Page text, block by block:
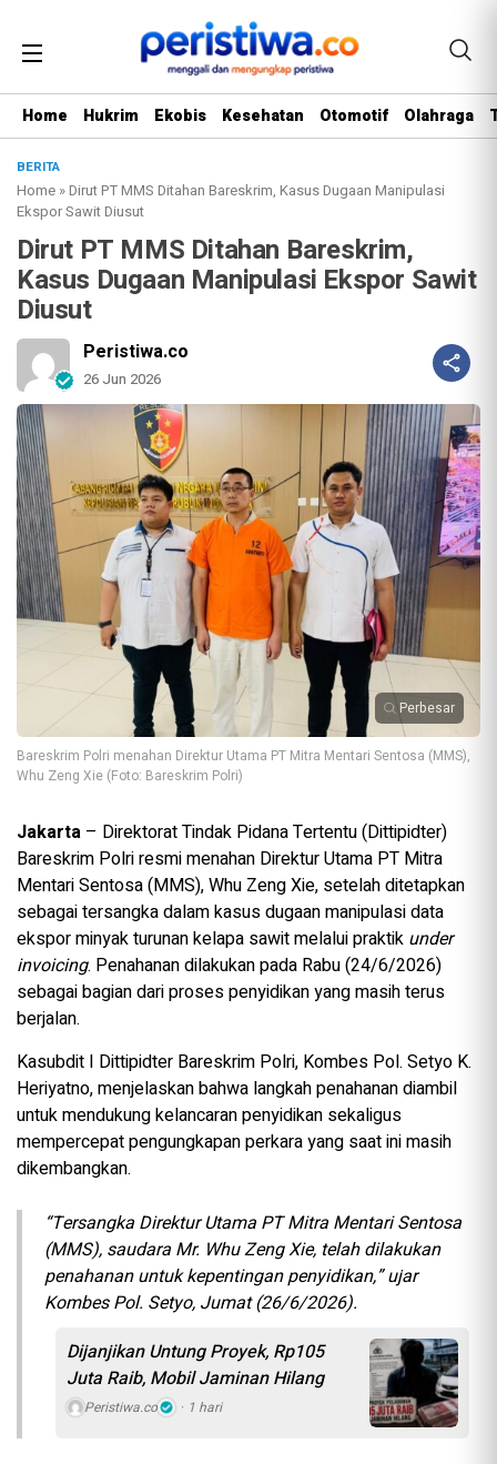
Home Hukrim Ekobis Kesehatan Otomotif Olahraga
BERITA
Home »Dirut PT MMS Ditahan Bareskrim, Kasus Dugaan Manipulasi
Ekspor Sawit Diusut
Dirut PT MMS Ditahan Bareskrim,
Kasus Dugaan Manipulasi Ekspor Sawit
Diusut
Peristiwa.co
26 Jun 2026
Perbesar
Bareskrim Polri menahan Direktur Utama PT Mitra Mentari Sentosa (MMS),
Whu Zeng Xie (Foto: Bareskrim Polri)
Jakarta – Direktorat Tindak Pidana Tertentu (Dittipidter)
Bareskrim Polri resmi menahan Direktur Utama PT Mitra
Mentari Sentosa (MMS), Whu Zeng Xie, setelah ditetapkan
sebagai tersangka dalam kasus dugaan manipulasi data
ekspor minyak turunan kelapa sawit melalui praktik under
invoicing. Penahanan dilakukan pada Rabu (24/6/2026)
sebagai bagian dari proses penyidikan yang masih terus
berjalan.
Kasubdit I Dittipidter Bareskrim Polri, Kombes Pol. Setyo K.
Heriyatno, menjelaskan bahwa langkah penahanan diambil
untuk mendukung kelancaran penyidikan sekaligus
mempercepat pengungkapan perkara yang saat ini masih
dikembangkan.
“Tersangka Direktur Utama PT Mitra Mentari Sentosa
(MMS), saudara Mr. Whu Zeng Xie, telah dilakukan
penahanan untuk kepentingan penyidikan,” ujar
Kombes Pol. Setyo, Jumat (26/6/2026).
Dijanjikan Untung Proyek, Rp105
Juta Raib, Mobil Jaminan Hilang
Peristiwa.co 1 hari